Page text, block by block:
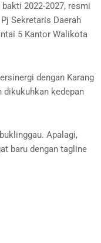
2022-2027, resmi
Sekretaris Daerah
5 Kantor Walikota
dengan Karang
dikukuhkan kedepan
Apalagi,
baru dengan tagline